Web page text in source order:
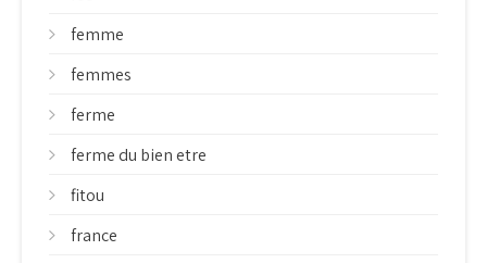
femme
femmes
ferme
ferme du bien etre
fitou
france